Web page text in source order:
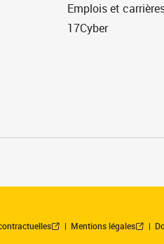
Emplois et
17Cyber
Mentions légales